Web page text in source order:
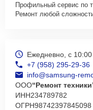
Профильный сервис по
Ремонт любой
Ежедневно, с
+7 (958) 295-29-36
info@samsung-
ООО“Ремонт
ИНН234789782
ОГРН98742397845098